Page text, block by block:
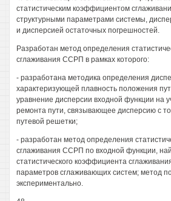
статистическим коэффициентом
структурными параметрами системы,
и дисперсией остаточных погрешностей.
Разработан метод определения
сглаживания ССРП в рамках которого:
- разработана методика определения
характеризующей плавность положения
уравнение дисперсии входной функции на
ремонта пути, связывающее дисперсию с
путевой решетки;
- разработан метод определения
сглаживания ССРП по входной функции,
статистического коэффициента
параметров сглаживающих систем; метод
экспериментально.